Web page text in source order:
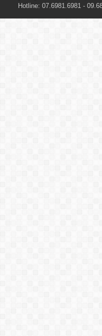
Hotline: 07.6981.6981 -